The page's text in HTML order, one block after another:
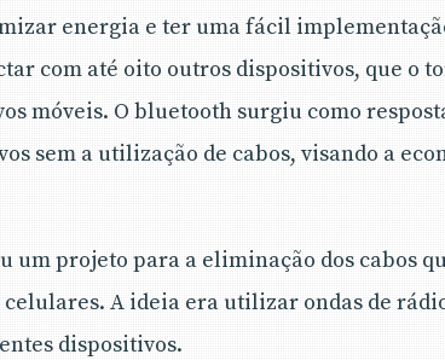
energia e ter uma fácil
com até oito outros dispositivos, que o
móveis. O bluetooth surgiu como
sem a utilização de cabos, visando a
um projeto para a eliminação dos cabos
A ideia era utilizar ondas de
dispositivos.